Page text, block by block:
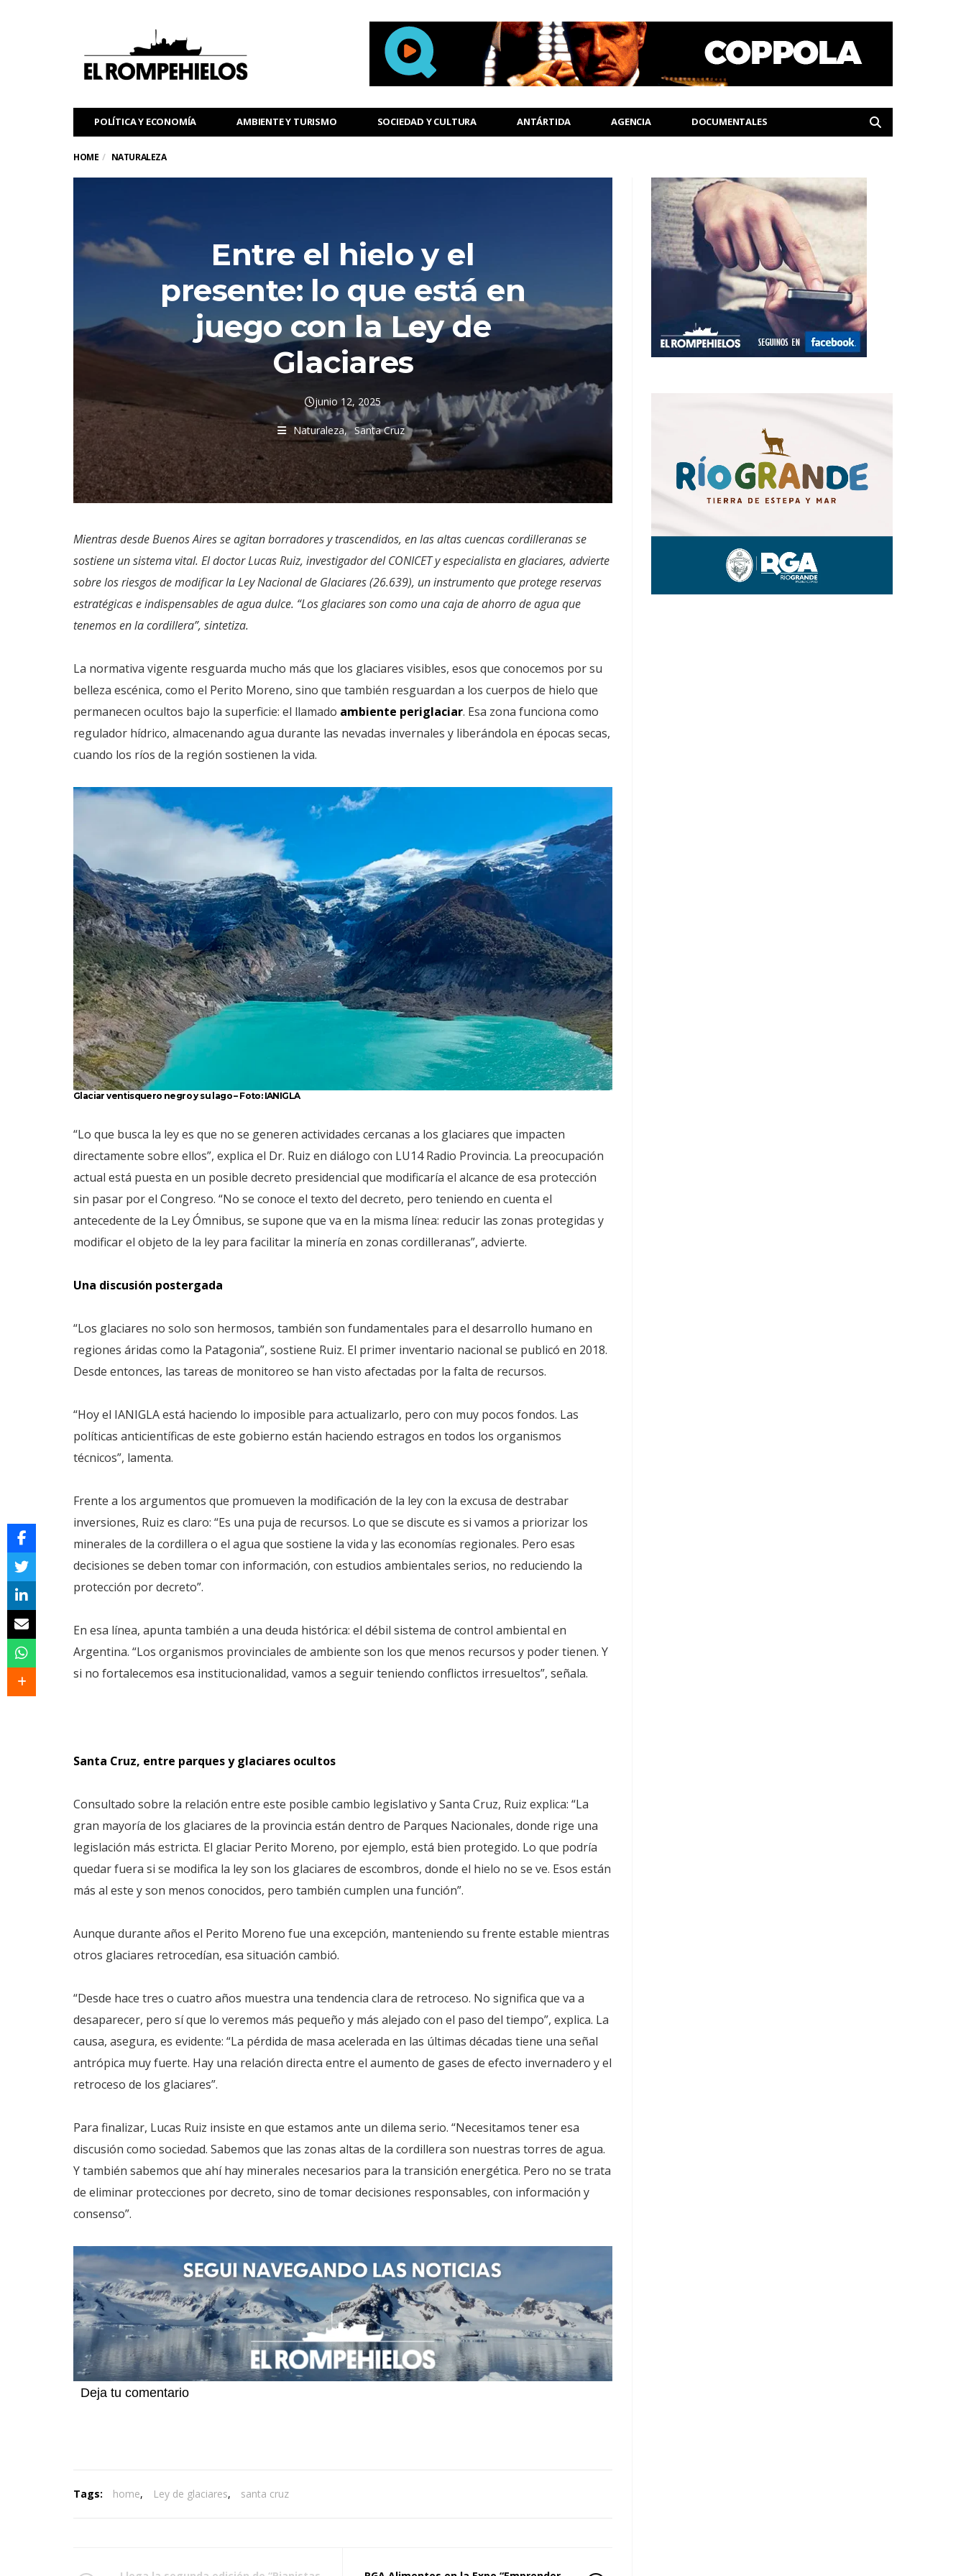
POLÍTICA Y ECONOMÍA AMBIENTE Y TURISMO SOCIEDAD Y CULTURA ANTÁRTIDA AGENCIA DOCUMENTALES
HOME NATURALEZA
Entre el hielo y el
presente: lo que está en
juego con la Ley de
Glaciares
junio 12, 2025
Naturaleza Santa Cruz
Mientras desde Buenos Aires se agitan borradores y trascendidos, en las altas cuencas cordilleranas se
sostiene un sistema vital. El doctor Lucas Ruiz, investigador del CONICET y especialista en glaciares, advierte
sobre los riesgos de modificar la Ley Nacional de Glaciares (26.639), un instrumento que protege reservas
estratégicas e indispensables de agua dulce. “Los glaciares son como una caja de ahorro de agua que
tenemos en la cordillera”, sintetiza.
La normativa vigente resguarda mucho más que los glaciares visibles, esos que conocemos por su
belleza escénica, como el Perito Moreno, sino que también resguardan a los cuerpos de hielo que
permanecen ocultos bajo la superficie: el llamado ambiente periglaciar. Esa zona funciona como
regulador hídrico, almacenando agua durante las nevadas invernales y liberándola en épocas secas,
cuando los ríos de la región sostienen la vida.
Glaciar ventisquero negro y su lago – Foto: IANIGLA
“Lo que busca la ley es que no se generen actividades cercanas a los glaciares que impacten
directamente sobre ellos”, explica el Dr. Ruiz en diálogo con LU14 Radio Provincia. La preocupación
actual está puesta en un posible decreto presidencial que modificaría el alcance de esa protección
sin pasar por el Congreso. “No se conoce el texto del decreto, pero teniendo en cuenta el
antecedente de la Ley Ómnibus, se supone que va en la misma línea: reducir las zonas protegidas y
modificar el objeto de la ley para facilitar la minería en zonas cordilleranas”, advierte.
Una discusión postergada
“Los glaciares no solo son hermosos, también son fundamentales para el desarrollo humano en
regiones áridas como la Patagonia”, sostiene Ruiz. El primer inventario nacional se publicó en 2018.
Desde entonces, las tareas de monitoreo se han visto afectadas por la falta de recursos.
“Hoy el IANIGLA está haciendo lo imposible para actualizarlo, pero con muy pocos fondos. Las
políticas anticientíficas de este gobierno están haciendo estragos en todos los organismos
técnicos”, lamenta.
Frente a los argumentos que promueven la modificación de la ley con la excusa de destrabar
inversiones, Ruiz es claro: “Es una puja de recursos. Lo que se discute es si vamos a priorizar los
minerales de la cordillera o el agua que sostiene la vida y las economías regionales. Pero esas
decisiones se deben tomar con información, con estudios ambientales serios, no reduciendo la
protección por decreto”.
En esa línea, apunta también a una deuda histórica: el débil sistema de control ambiental en
Argentina. “Los organismos provinciales de ambiente son los que menos recursos y poder tienen. Y
si no fortalecemos esa institucionalidad, vamos a seguir teniendo conflictos irresueltos”, señala.
Santa Cruz, entre parques y glaciares ocultos
Consultado sobre la relación entre este posible cambio legislativo y Santa Cruz, Ruiz explica: “La
gran mayoría de los glaciares de la provincia están dentro de Parques Nacionales, donde rige una
legislación más estricta. El glaciar Perito Moreno, por ejemplo, está bien protegido. Lo que podría
quedar fuera si se modifica la ley son los glaciares de escombros, donde el hielo no se ve. Esos están
más al este y son menos conocidos, pero también cumplen una función”.
Aunque durante años el Perito Moreno fue una excepción, manteniendo su frente estable mientras
otros glaciares retrocedían, esa situación cambió.
“Desde hace tres o cuatro años muestra una tendencia clara de retroceso. No significa que va a
desaparecer, pero sí que lo veremos más pequeño y más alejado con el paso del tiempo”, explica. La
causa, asegura, es evidente: “La pérdida de masa acelerada en las últimas décadas tiene una señal
antrópica muy fuerte. Hay una relación directa entre el aumento de gases de efecto invernadero y el
retroceso de los glaciares”.
Para finalizar, Lucas Ruiz insiste en que estamos ante un dilema serio. “Necesitamos tener esa
discusión como sociedad. Sabemos que las zonas altas de la cordillera son nuestras torres de agua.
Y también sabemos que ahí hay minerales necesarios para la transición energética. Pero no se trata
de eliminar protecciones por decreto, sino de tomar decisiones responsables, con información y
consenso”.
Deja tu comentario
Tags: home, Ley de glaciares, santa cruz